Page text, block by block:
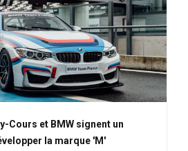
Cours et BMW signent un
la marque 'M'